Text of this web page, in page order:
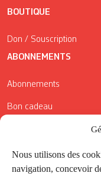
Nous utilisons des
navigation, concevoir
BOUTIQUE
Don / Souscription
ABONNEMENTS
Abonnements
Bon cadeau
Conditions générales de
Réductions de la Carte